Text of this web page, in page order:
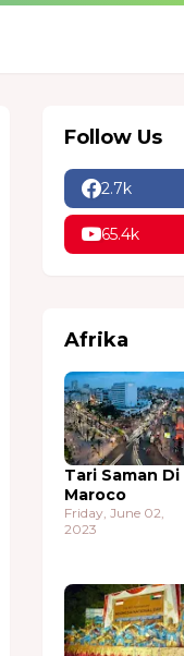
Follow Us
2.7k
65.4k
Afrika
Tari Saman Di
Maroco
Friday, June 02,
2023